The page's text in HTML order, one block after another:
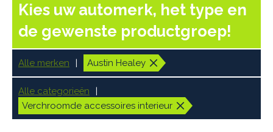
Kies uw automerk, het type en
de gewenste productgroep!
Alle merken Austin Healey
Alle categorieën
Verchroomde accessoires interieur